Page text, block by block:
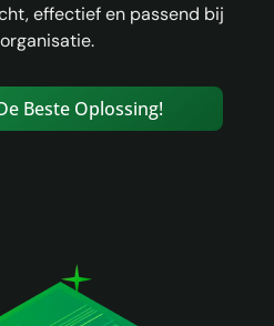
effectief en passend bij
Beste Oplossing!